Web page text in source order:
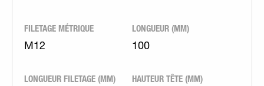
FILETAGE MÉTRIQUE
M12
LONGUEUR (MM)
100
LONGUEUR FILETAGE (MM) HAUTEUR TÊTE (MM)